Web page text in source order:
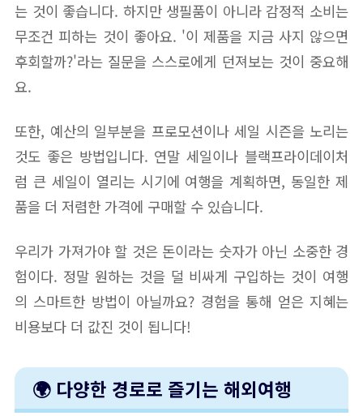
는 것이 좋습니다. 하지만 생필품이 아니라 감정적 소비는
무조건 피하는 것이 좋아요. '이 제품을 지금 사지 않으면
후회할까?'라는 질문을 스스로에게 던져보는 것이 중요해
요.
또한, 예산의 일부분을 프로모션이나 세일 시즌을 노리는
것도 좋은 방법입니다. 연말 세일이나 블랙프라이데이처
럼 큰 세일이 열리는 시기에 여행을 계획하면, 동일한 제
품을 더 저렴한 가격에 구매할 수 있습니다.
우리가 가져가야 할 것은 돈이라는 숫자가 아닌 소중한 경
험이다. 정말 원하는 것을 덜 비싸게 구입하는 것이 여행
의 스마트한 방법이 아닐까요? 경험을 통해 얻은 지혜는
비용보다 더 값진 것이 됩니다!
🌍 다양한 경로로 즐기는 해외여행